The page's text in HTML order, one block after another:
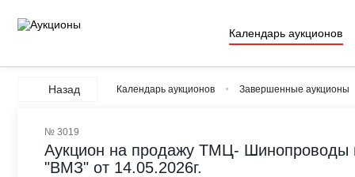
Календарь аукционов
Назад Календарь аукционов Завершенные аукционы
№ 3019
Аукцион на продажу ТМЦ- Шинопроводы
"ВМЗ" от 14.05.2026г.